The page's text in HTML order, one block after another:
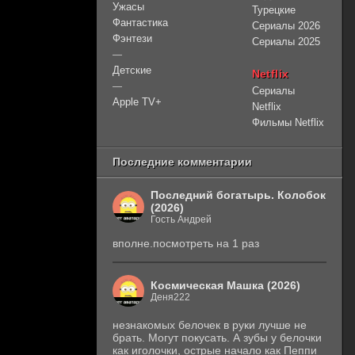
Ужасы
Фантастика
Фэнтези
—
Детские
—
Apple TV+
Турецкие
Сериалы 2026
Сериалы 2025
Netflix
Сериалы
Netflix
Фильмы Netflix
Последние комментарии
Последний богатырь. Колобок
(2026)
Гость Андрей
вполне.посмотреть на 1 раз
Космическая Машка (2026)
Деня222
незнакомых белочек в руки лучше не
брать. Могут покусать. А зубы у белочки
как иголочки, острые начало как Пеппи